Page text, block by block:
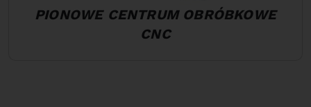
PIONOWE CENTRUM OBRÓBKOWE
CNC